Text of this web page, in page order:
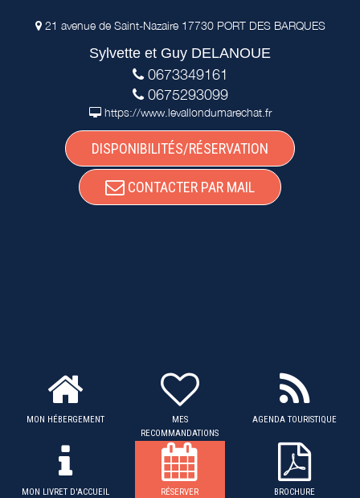
21 avenue de Saint-Nazaire 17730 PORT DES BARQUES
Sylvette et Guy DELANOUE
0673349161
0675293099
https://www.levallondumarechat.fr
DISPONIBILITÉS/RÉSERVATION
CONTACTER PAR MAIL
MON HÉBERGEMENT
MES
RECOMMANDATIONS
AGENDA TOURISTIQUE
MON LIVRET D'ACCUEIL RÉSERVER BROCHURE